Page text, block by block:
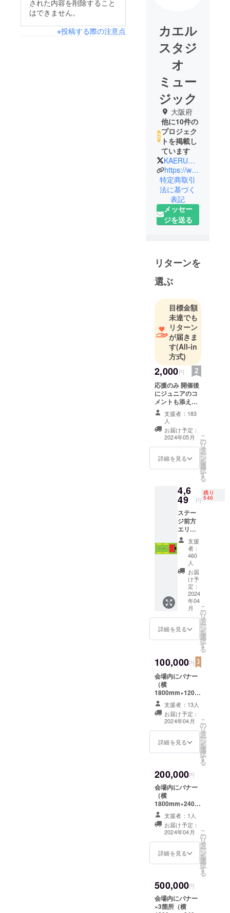
された内容を削除すること
はできません。
※投稿する際の注意点
カエル
スタジ
オ
ミュー
ジック
大阪府
他に10件の
プロジェク
トを掲載し
ています
KAERUSTUDIO
https://www.kaeru-studio.com
特定商取引
法に基づく
表記
メッセー
ジを送る
リターンを
選ぶ
目標金額
未達でも
リターン
が届きま
す(All-in
方式)
2,000円
応援のみ 開催後
にジュニアのコ
メントも添えた
お礼メールお送
りします
支援者：183
人
お届け予定：
2024年05月
詳細を見る
こ
の
リ
タ
ー
ン
を
選
択
す
る
4,6
49 円
残り
540
ステー
ジ前方
エリア
にご入
場いた
だけま
す。(1
回の支
援で1
内のリ
ストバ
ンド引
換所で
CAMP
メール
をご提
示くだ
リスト
バンド
をお渡
ししま
す。 未
は入場
できま
以上入
場可能
（支援
必要）
支援
者：
460
人
お届
け予
定：
2024
年04
月
詳細を見る
こ
の
リ
タ
ー
ン
を
選
択
す
る
100,000円
会場内にバナー
（横
1800mm×1200
mm）掲示いた
します。 前方エ
リア入場権付
（10名分） バ
ナーデザインは
ご提出いただき
ます。 ロゴのみ
ればOKです。
・バナーデザイ
ンの提出につい
ては、後日メー
ルにてご連絡し
ます。
支援者：13人
お届け予定：
2024年04月
詳細を見る
こ
の
リ
タ
ー
ン
を
選
択
す
る
200,000円
会場内にバナー
（横
1800mm×2400
mm）掲示いた
します。 前方エ
リア入場権付
（20名分） バ
ナーデザインは
ご提出いただき
ます。 ロゴのみ
ればOKです。
・バナーデザイ
ンの提出につい
ては、後日メー
支援者：1人
お届け予定：
2024年04月
詳細を見る
こ
の
リ
タ
ー
ン
を
選
択
す
る
500,000円
会場内にバナー
×3箇所（横